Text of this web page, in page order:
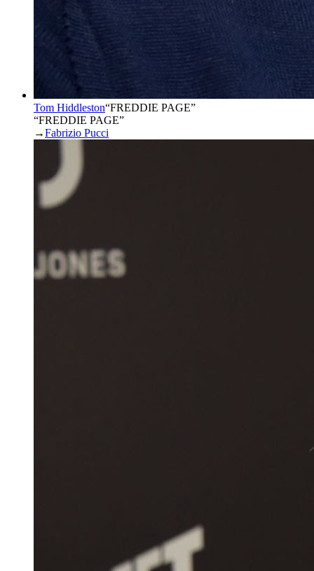
Tom Hiddleston“FREDDIE PAGE”
“FREDDIE PAGE”
→Fabrizio Pucci